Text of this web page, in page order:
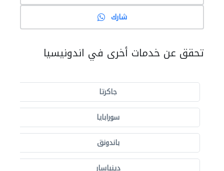
شارك
تحقق عن خدمات أخرى في اندونيسيا
جاكرتا
سورابايا
باندونق
دينباسار